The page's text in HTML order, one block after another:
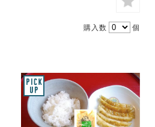
購入数 個